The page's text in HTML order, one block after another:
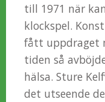
till 1971 när
klockspel.
fått uppdraget
tiden så
hälsa. Sture
det utseende